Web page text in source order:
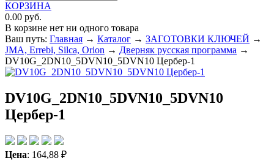
КОРЗИНА
0.00 руб.
В корзине нет ни одного товара
Ваш путь: Главная → Каталог → ЗАГОТОВКИ КЛЮЧЕЙ →
JMA, Errebi, Silca, Orion → Дверняк русская программа →
DV10G_2DN10_5DVN10_5DVN10 Цербер-1
DV10G_2DN10_5DVN10_5DVN10
Цербер-1
Цена: 164,88 ₽